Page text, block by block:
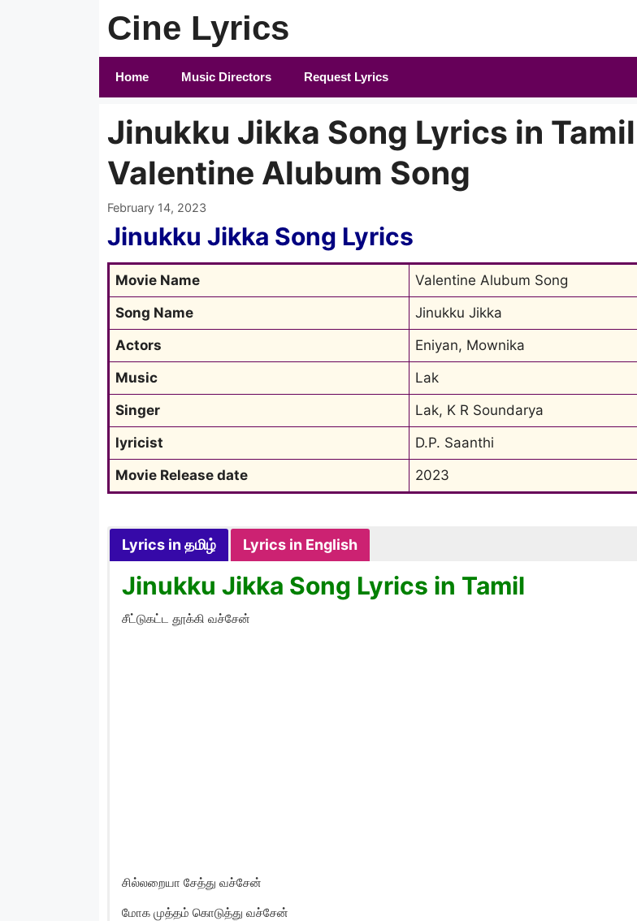
Cine Lyrics
Home Music Directors Request Lyrics
Jinukku Jikka Song Lyrics in Tamil |
Valentine Alubum Song
February 14, 2023
Jinukku Jikka Song Lyrics
Movie Name
Valentine Alubum Song
Song Name
Jinukku Jikka
Actors
Eniyan, Mownika
Music
Lak
Singer
Lak, K R Soundarya
lyricist
D.P. Saanthi
Movie Release date
2023
Lyrics in தமிழ் Lyrics in English
Jinukku Jikka Song Lyrics in Tamil
சீட்டுகட்ட தூக்கி வச்சேன்
சில்லறையா சேத்து வச்சேன்
மோக முத்தம் கொடுத்து வச்சேன்